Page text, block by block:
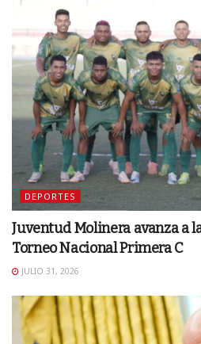
DEPORTES
Juventud Molinera avanza a
Torneo Nacional Primera C
JULIO 31, 2026